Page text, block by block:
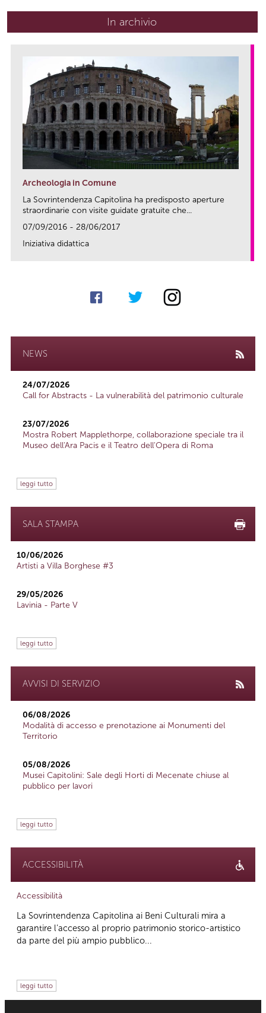
In archivio
Archeologia in Comune
La Sovrintendenza Capitolina ha predisposto aperture
straordinarie con visite guidate gratuite che...
07/09/2016 - 28/06/2017
Iniziativa didattica
NEWS
24/07/2026
Call for Abstracts - La vulnerabilità del patrimonio culturale
23/07/2026
Mostra Robert Mapplethorpe, collaborazione speciale tra il
Museo dell'Ara Pacis e il Teatro dell'Opera di Roma
leggi tutto
SALA STAMPA
10/06/2026
Artisti a Villa Borghese #3
29/05/2026
Lavinia - Parte V
leggi tutto
AVVISI DI SERVIZIO
06/08/2026
Modalità di accesso e prenotazione ai Monumenti del
Territorio
05/08/2026
Musei Capitolini: Sale degli Horti di Mecenate chiuse al
pubblico per lavori
leggi tutto
ACCESSIBILITÀ
Accessibilità
La Sovrintendenza Capitolina ai Beni Culturali mira a
garantire l’accesso al proprio patrimonio storico-artistico
da parte del più ampio pubblico...
leggi tutto